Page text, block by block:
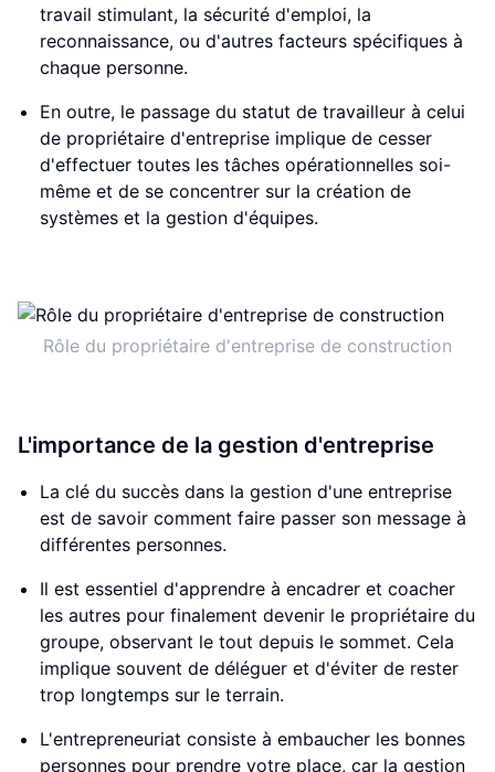
travail stimulant, la sécurité d'emploi, la
reconnaissance, ou d'autres facteurs spécifiques à
chaque personne.
En outre, le passage du statut de travailleur à celui
de propriétaire d'entreprise implique de cesser
d'effectuer toutes les tâches opérationnelles soi-
même et de se concentrer sur la création de
systèmes et la gestion d'équipes.
Rôle du propriétaire d'entreprise de construction
L'importance de la gestion d'entreprise
La clé du succès dans la gestion d'une entreprise
est de savoir comment faire passer son message à
différentes personnes.
Il est essentiel d'apprendre à encadrer et coacher
les autres pour finalement devenir le propriétaire du
groupe, observant le tout depuis le sommet. Cela
implique souvent de déléguer et d'éviter de rester
trop longtemps sur le terrain.
L'entrepreneuriat consiste à embaucher les bonnes
personnes pour prendre votre place, car la gestion